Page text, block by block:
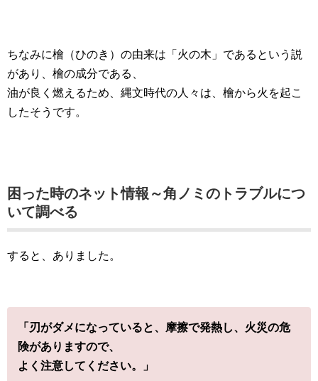
ちなみに檜（ひのき）の由来は「火の木」であるという説
があり、檜の成分である、
油が良く燃えるため、縄文時代の人々は、檜から火を起こ
したそうです。
困った時のネット情報～角ノミのトラブルにつ
いて調べる
すると、ありました。
「刃がダメになっていると、摩擦で発熱し、火災の危
険がありますので、
よく注意してください。」